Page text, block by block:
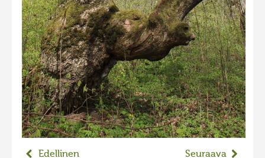
Liikkuvat kuvat 2022
Hiite kuvavõistlus 2021
Liikkuvat kuvat 2021
Hiite kuvavõistlus 2020
Liikkuvat kuvat 2020
Hiite kuvavõistlus 2019
Hiite kuvavõistlus 2018
Edellinen
Seuraava